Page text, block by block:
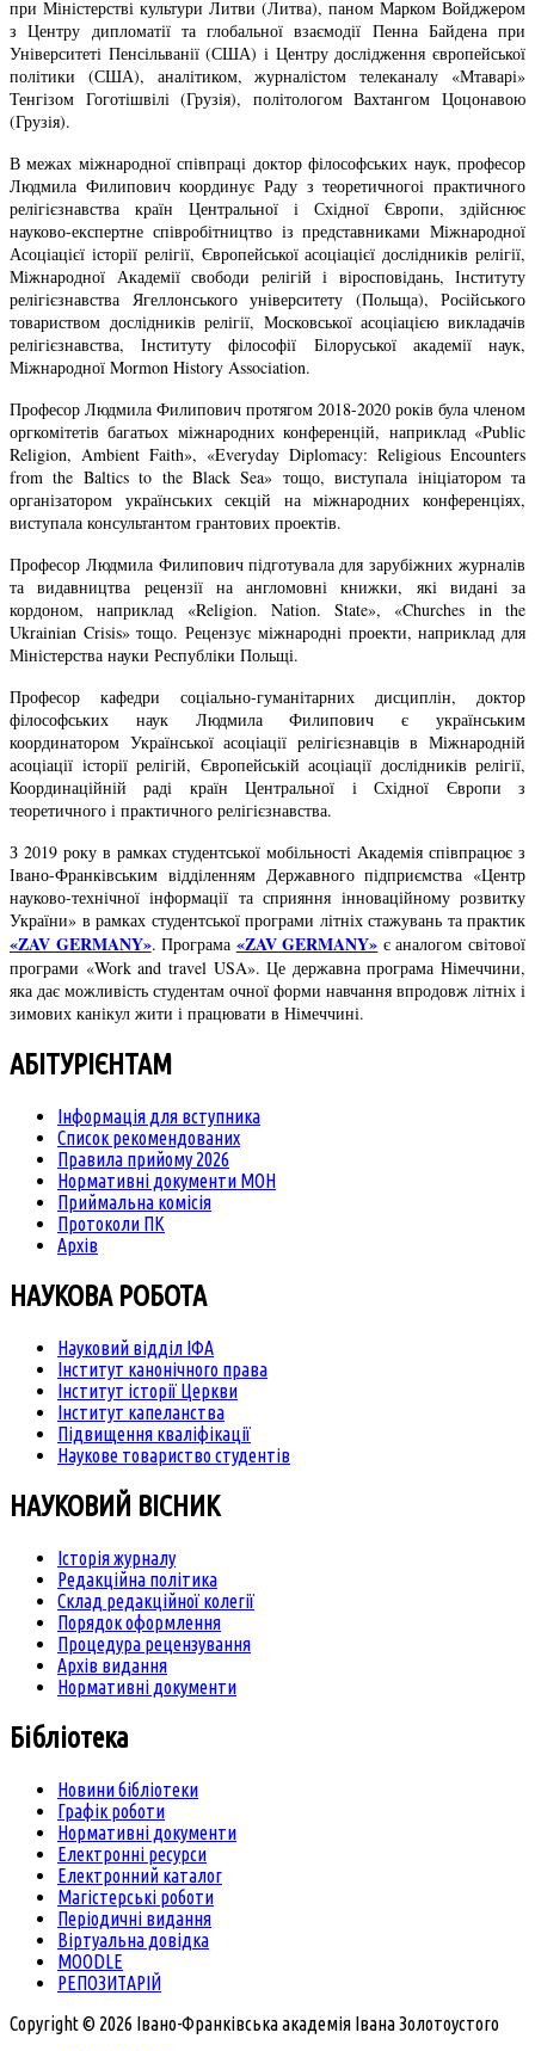
при Міністерстві культури Литви (Литва), паном Марком Войджером
з Центру дипломатії та глобальної взаємодії Пенна Байдена при
Університеті Пенсільванії (США) і Центру дослідження європейської
політики (США), аналітиком, журналістом телеканалу «Мтаварі»
Тенгізом Гоготішвілі (Грузія), політологом Вахтангом Цоцонавою
(Грузія).
В межах міжнародної співпраці доктор філософських наук, професор
Людмила Филипович координує Раду з теоретичногоі практичного
релігієзнавства країн Центральної і Східної Європи, здійснює
науково-експертне співробітництво із представниками Міжнародної
Асоціацієї історії релігії, Європейської асоціацієї дослідників релігії,
Міжнародної Академії свободи релігій і віросповідань, Інституту
релігієзнавства Ягеллонського університету (Польща), Російського
товариством дослідників релігії, Московської асоціацією викладачів
релігієзнавства, Інституту філософії Білоруської академії наук,
Міжнародної Mormon History Association.
Професор Людмила Филипович протягом 2018-2020 років була членом
оргкомітетів багатьох міжнародних конференцій, наприклад «Public
Religion, Ambient Faith», «Everyday Diplomacy: Religious Encounters
from the Baltics to the Black Sea» тощо, виступала ініціатором та
організатором українських секцій на міжнародних конференціях,
виступала консультантом грантових проектів.
Професор Людмила Филипович підготувала для зарубіжних журналів
та видавництва рецензії на англомовні книжки, які видані за
кордоном, наприклад «Religion. Nation. State», «Churches in the
Ukrainian Crisis» тощо. Рецензує міжнародні проекти, наприклад для
Міністерства науки Республіки Польщі.
Професор кафедри соціально-гуманітарних дисциплін, доктор
філософських наук Людмила Филипович є українським
координатором Української асоціації релігієзнавців в Міжнародній
асоціації історії релігій, Європейській асоціації дослідників релігії,
Координаційній раді країн Центральної і Східної Європи з
теоретичного і практичного релігієзнавства.
З 2019 року в рамках студентської мобільності Академія співпрацює з
Івано-Франківським відділенням Державного підприємства «Центр
науково-технічної інформації та сприяння інноваційному розвитку
України» в рамках студентської програми літніх стажувань та практик
«ZAV GERMANY». Програма «ZAV GERMANY» є аналогом світової
програми «Work and travel USA». Це державна програма Німеччини,
яка дає можливість студентам очної форми навчання впродовж літніх і
зимових канікул жити і працювати в Німеччині.
АБІТУРІЄНТАМ
Інформація для вступника
Список рекомендованих
Правила прийому 2026
Нормативні документи МОН
Приймальна комісія
Протоколи ПК
Архів
НАУКОВА РОБОТА
Науковий відділ ІФА
Інститут канонічного права
Інститут історії Церкви
Інститут капеланства
Підвищення кваліфікації
Наукове товариство студентів
НАУКОВИЙ ВІСНИК
Історія журналу
Редакційна політика
Склад редакційної колегії
Порядок оформлення
Процедура рецензування
Архів видання
Нормативні документи
Бібліотека
Новини бібліотеки
Графік роботи
Нормативні документи
Електронні ресурси
Електронний каталог
Магістерські роботи
Періодичні видання
Віртуальна довідка
MOODLE
РЕПОЗИТАРІЙ
Copyright © 2026 Івано-Франківська академія Івана Золотоустого